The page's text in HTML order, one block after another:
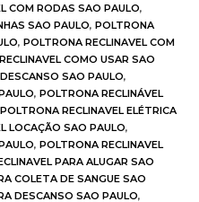
COM RODAS SAO PAULO,
SAO PAULO, POLTRONA
, POLTRONA RECLINAVEL COM
COMO USAR SAO
SAO PAULO,
, POLTRONA RECLINÁVEL
POLTRONA RECLINAVEL ELÉTRICA
LOCAÇÃO SAO PAULO,
, POLTRONA RECLINAVEL
PARA ALUGAR SAO
COLETA DE SANGUE SAO
DESCANSO SAO PAULO,